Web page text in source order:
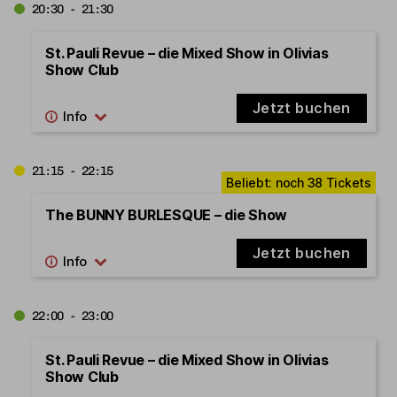
20:30 - 21:30
St. Pauli Revue – die Mixed Show in Olivias
Show Club
Jetzt buchen
21:15 - 22:15
The BUNNY BURLESQUE – die Show
Jetzt buchen
22:00 - 23:00
St. Pauli Revue – die Mixed Show in Olivias
Show Club